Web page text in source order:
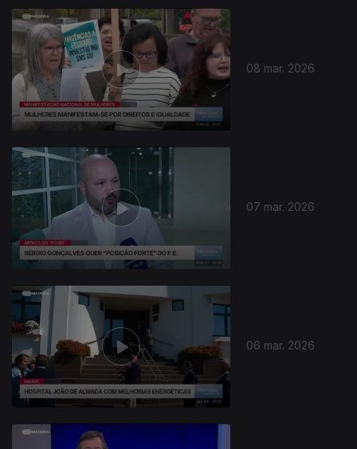
08 mar. 2026
07 mar. 2026
06 mar. 2026